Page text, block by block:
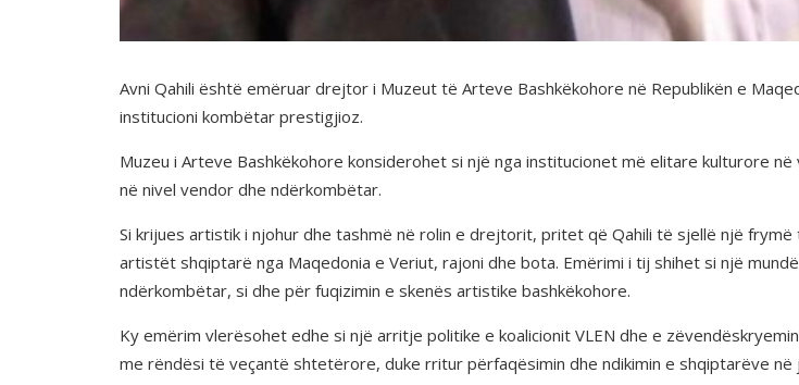
Avni Qahili është emëruar drejtor i Muzeut të Arteve Bashkëkohore në Republikën e
institucioni kombëtar prestigjioz.
Muzeu i Arteve Bashkëkohore konsiderohet si një nga institucionet më elitare kulturore
në nivel vendor dhe ndërkombëtar.
Si krijues artistik i njohur dhe tashmë në rolin e drejtorit, pritet që Qahili të sjellë një
artistët shqiptarë nga Maqedonia e Veriut, rajoni dhe bota. Emërimi i tij shihet si një
ndërkombëtar, si dhe për fuqizimin e skenës artistike bashkëkohore.
Ky emërim vlerësohet edhe si një arritje politike e koalicionit VLEN dhe e
me rëndësi të veçantë shtetërore, duke rritur përfaqësimin dhe ndikimin e shqiptarëve